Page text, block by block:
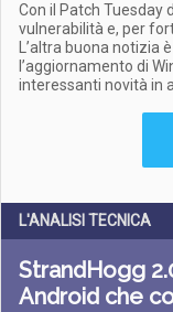
Con il Patch Tuesday
vulnerabilità e, per
L’altra buona notizia
l’aggiornamento di
interessanti novità in
L'ANALISI TECNICA
StrandHogg
Android che